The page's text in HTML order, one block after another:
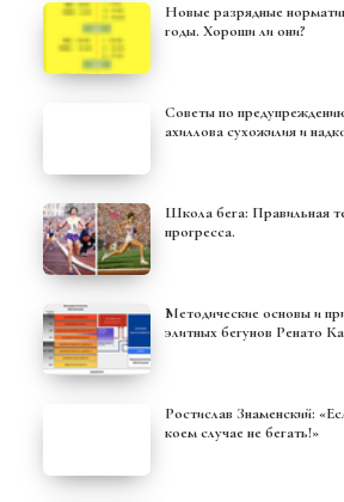
Новые разрядные нормативы в беге на 2017-2021
годы. Хороши ли они?
Советы по предупреждению заболевания
ахиллова сухожилия и
Школа бега: Правильная техника бега – основа
прогресса.
Методические основы и принципы тренировок
элитных бегунов Ренато
Ростислав Знаменский: «Если болит ахилл, ни в
коем случае не бегать!»